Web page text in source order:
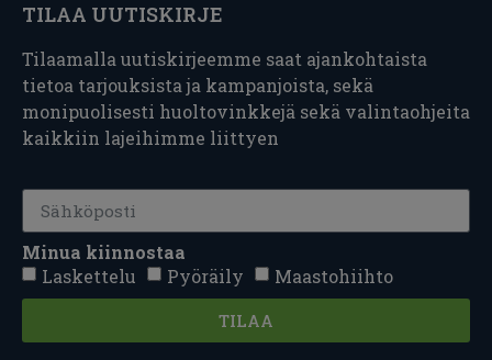
TILAA UUTISKIRJE
Tilaamalla uutiskirjeemme saat ajankohtaista
tietoa tarjouksista ja kampanjoista, sekä
monipuolisesti huoltovinkkejä sekä valintaohjeita
kaikkiin lajeihimme liittyen
Minua kiinnostaa
Laskettelu
Pyöräily Maastohiihto
TILAA